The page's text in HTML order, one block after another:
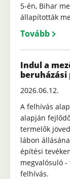
5-én, Bihar
állapították
Tovább
Indul a
beruházási
2026.06.12.
A felhívás
alapján
termelők
lábon
építési
megvalósuló
felhívás.